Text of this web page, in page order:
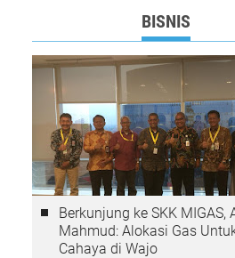
BISNIS
Berkunjung ke SKK MIGAS,
Mahmud: Alokasi Gas
Cahaya di Wajo